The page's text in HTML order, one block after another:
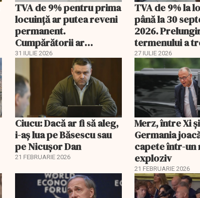
TVA de 9% pentru prima
locuință ar putea reveni
permanent.
Cumpărătorii ar
economisi zeci de mii de
31 IULIE 2026
TVA de 9% la
până la 30
2026.
termenului a
comisia din
27 IULIE 2026
Ciucu: Dacă ar fi să aleg,
i-aș lua pe Băsescu sau
pe Nicușor Dan
21 FEBRUARIE 2026
Merz, între Xi
Germania
capete într-un
exploziv
21 FEBRUARIE 2026